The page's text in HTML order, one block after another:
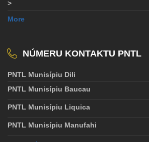
>
More
NÚMERU KONTAKTU PNTL
PNTL Munisípiu Dili
PNTL Munisípiu Baucau
PNTL Munisípiu Liquica
PNTL Munisípiu Manufahi